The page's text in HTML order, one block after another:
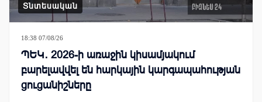
Տնտեսական
18:38 07/08/26
ՊԵԿ․ 2026-ի առաջին կիսամյակում
բարելավվել են հարկային կարգապահության
ցուցանիշները